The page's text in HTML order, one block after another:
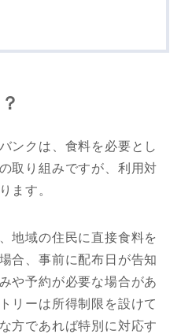
ンクは、食料を必要とし
取り組みですが、利用対
ます。
地域の住民に直接食料を
合、事前に配布日が告知
や予約が必要な場合があ
リーは所得制限を設けて
方であれば特別に対応す